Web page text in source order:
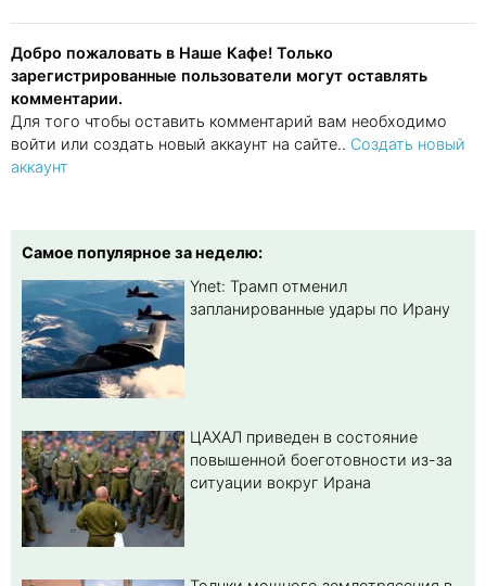
Добро пожаловать в Наше Кафе! Только
зарегистрированные пользователи могут оставлять
комментарии.
Для того чтобы оставить комментарий вам необходимо
войти или создать новый аккаунт на сайте.. Создать новый
аккаунт
Самое популярное за неделю:
Ynet: Трамп отменил
запланированные удары по Ирану
ЦАХАЛ приведен в состояние
повышенной боеготовности из-за
ситуации вокруг Ирана